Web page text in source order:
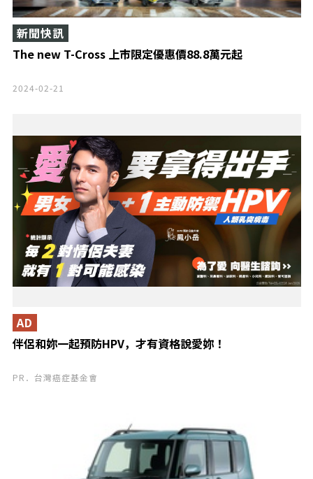
The new T-Cross 上市限定優惠價88.8萬元起
新聞快訊
2024-02-21
伴侶和妳一起預防HPV，才有資格說愛妳！
AD
PR．台灣癌症基金會